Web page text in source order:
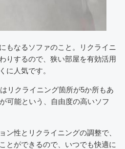
もなるソファのこと。リクライニ
りするので、狭い部屋を有効活用
に人気です。
リクライニング箇所が5か所もあ
可能という、自由度の高いソフ
ン性とリクライニングの調整で、
とができるので、いつでも快適に